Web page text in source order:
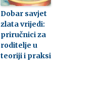
Dobar savjet
zlata vrijedi:
priručnici za
roditelje u
teoriji i praksi